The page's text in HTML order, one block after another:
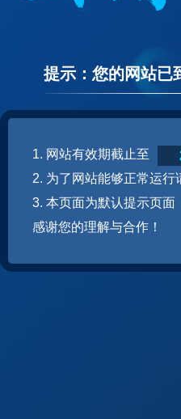
提示：您的网站已
1. 网站有效期截止至
2. 为了网站能够正常运
3. 本页面为默认提示页
感谢您的理解与合作！